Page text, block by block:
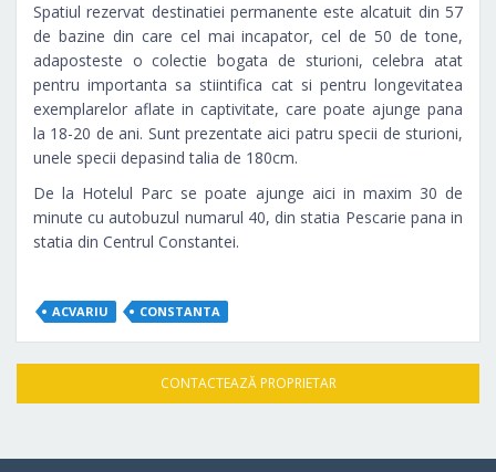
Spatiul rezervat destinatiei permanente este alcatuit din 57
de bazine din care cel mai incapator, cel de 50 de tone,
adaposteste o colectie bogata de sturioni, celebra atat
pentru importanta sa stiintifica cat si pentru longevitatea
exemplarelor aflate in captivitate, care poate ajunge pana
la 18-20 de ani. Sunt prezentate aici patru specii de sturioni,
unele specii depasind talia de 180cm.
De la Hotelul Parc se poate ajunge aici in maxim 30 de
minute cu autobuzul numarul 40, din statia Pescarie pana in
statia din Centrul Constantei.
ACVARIU CONSTANTA
CONTACTEAZĂ PROPRIETAR